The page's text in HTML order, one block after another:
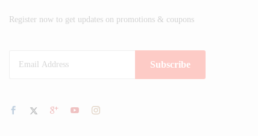
Register now to get updates on promotions & coupons